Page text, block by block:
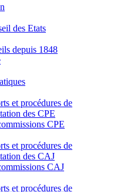
des Etats
depuis 1848
et procédures de
des CPE
CPE
et procédures de
des CAJ
CAJ
et procédures de